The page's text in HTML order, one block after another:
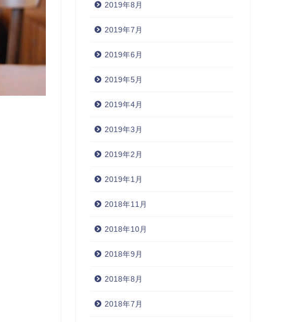
2019年8月
2019年7月
2019年6月
2019年5月
2019年4月
2019年3月
2019年2月
2019年1月
2018年11月
2018年10月
2018年9月
2018年8月
2018年7月